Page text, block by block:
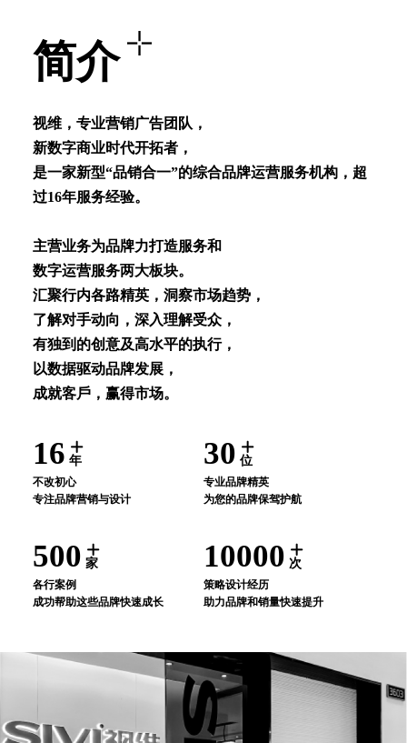
简介
视维，专业营销⼴告团队，
新数字商业时代开拓者，
是⼀家新型“品销合⼀”的综合品牌运营服务机构，超
过16年服务经验。
主营业务为品牌⼒打造服务和
数字运营服务两⼤板块。
汇聚⾏内各路精英，洞察市场趋势，
了解对⼿动向，深⼊理解受众，
有独到的创意及⾼⽔平的执⾏，
以数据驱动品牌发展，
成就客⼾，赢得市场。
16 年
不改初⼼
专注品牌营销与设计
30 位
专业品牌精英
为您的品牌保驾护航
500 家
各⾏案例
成功帮助这些品牌快速成⻓
10000 次
策略设计经历
助⼒品牌和销量快速提升